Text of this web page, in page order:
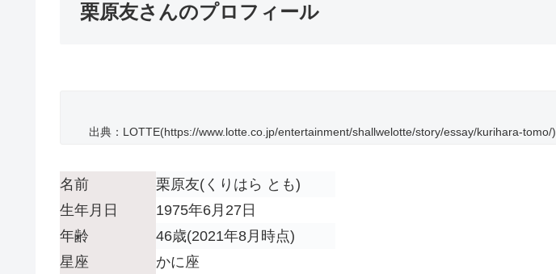
栗原友さんのプロフィール
出典：LOTTE(https://www.lotte.co.jp/entertainment/shallwelotte/story/essay/kurihara-tomo/)
名前
栗原友(くりはら とも)
生年月日
1975年6月27日
年齢
46歳(2021年8月時点)
星座
かに座